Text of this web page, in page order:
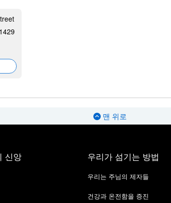
맨 위로
신앙 우리가 섬기는 방법
우리는 주님의 제자들
건강과 온전함을 증진